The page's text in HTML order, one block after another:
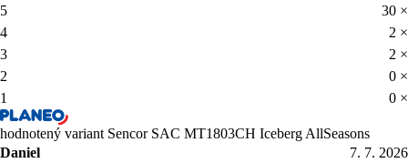
5
30 ×
4
2 ×
3
2 ×
2
0 ×
1
0 ×
hodnotený variant Sencor SAC MT1803CH Iceberg AllSeasons
Daniel
7. 7. 2026